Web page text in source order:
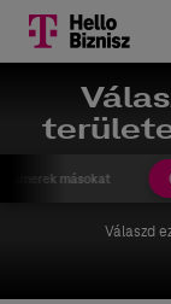
másokat
Válaszd